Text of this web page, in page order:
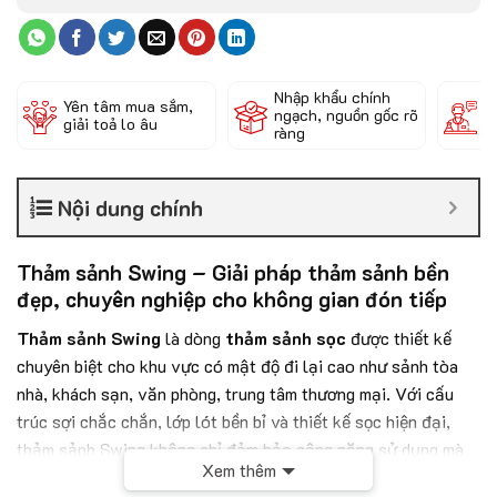
Yên tâm mua sắm,
giải toả lo âu
Nhập khẩu chính
ngạch, nguồn gốc rõ
ràng
Nội dung chính
Thảm sảnh Swing – Giải pháp thảm sảnh bền
đẹp, chuyên nghiệp cho không gian đón tiếp
Thảm sảnh Swing là dòng thảm sảnh sọc được thiết kế
chuyên biệt cho khu vực có mật độ đi lại cao như sảnh tòa
nhà, khách sạn, văn phòng, trung tâm thương mại. Với cấu
trúc sợi chắc chắn, lớp lót bền bỉ và thiết kế sọc hiện đại,
thảm sảnh Swing không chỉ đảm bảo công năng sử dụng mà
còn góp phần nâng tầm thẩm mỹ cho không gian.
Xem thêm